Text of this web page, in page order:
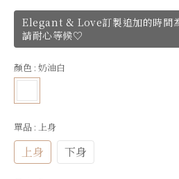
Elegant & Love訂製追加的時間
請耐心等候♡
顏色 : 奶油白
單品 : 上身
上身 下身